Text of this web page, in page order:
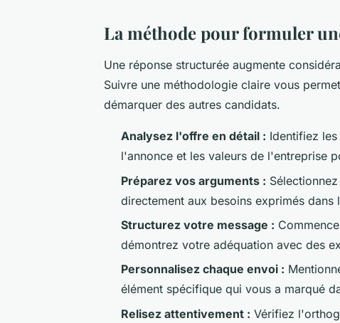
La méthode pour formuler
Une réponse structurée augmente
Suivre une méthodologie claire vous
démarquer des autres candidats.
Analysez l'offre en détail : Identifiez
l'annonce et les valeurs de l'entreprise
Préparez vos arguments :
directement aux besoins exprimés dans
Structurez votre message :
démontrez votre adéquation avec des
Personnalisez chaque envoi :
élément spécifique qui vous a marqué
Relisez attentivement : Vérifiez